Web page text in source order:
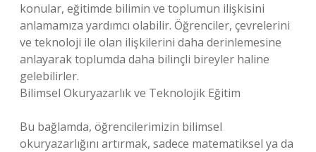
konular, eğitimde bilimin ve toplumun ilişkisini
anlamamıza yardımcı olabilir. Öğrenciler, çevrelerini
ve teknoloji ile olan ilişkilerini daha derinlemesine
anlayarak toplumda daha bilinçli bireyler haline
gelebilirler.
Bilimsel Okuryazarlık ve Teknolojik Eğitim
Bu bağlamda, öğrencilerimizin bilimsel
okuryazarlığını artırmak, sadece matematiksel ya da